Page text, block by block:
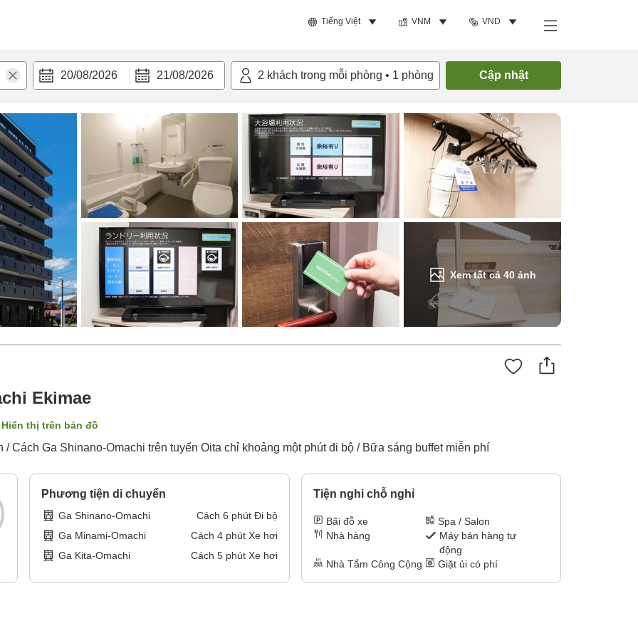
Tiếng Việt VNM VND
20/08/2026 21/08/2026 2 khách trong mỗi phòng • 1 phòng Cập nhật
Xem tất cả40 ảnh
bật Tiện nghi Tìm phòng trống
Ekimae
Hiển thị trên bản đồ
Ga Shinano-Omachi trên tuyến Oita chỉ khoảng một phút đi bộ / Bữa sáng buffet miễn phí
Phương tiện di chuyển
Ga Shinano-Omachi Cách 6 phút Đi bộ
Ga Minami-Omachi
Cách 4phút Xe hơi
Ga Kita-Omachi
Cách 5phút Xe hơi
Tiện nghi chỗ nghỉ
Bãi đỗ xe
Spa / Salon
Nhà hàng
Máy bán hàng tự
động
Nhà Tắm Công Cộng
Giặt ủi có phí